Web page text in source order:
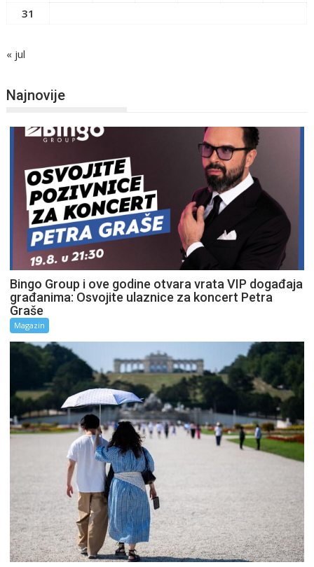
31
« jul
Najnovije
Bingo Group i ove godine otvara vrata VIP događaja
građanima: Osvojite ulaznice za koncert Petra
Graše
Magazin